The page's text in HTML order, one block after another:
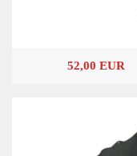
52,00 EUR